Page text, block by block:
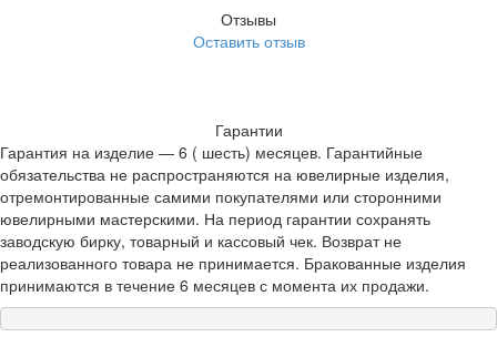
Отзывы
Оставить отзыв
Гарантии
Гарантия на изделие — 6 ( шесть) месяцев. Гарантийные
обязательства не распространяются на ювелирные изделия,
отремонтированные самими покупателями или сторонними
ювелирными мастерскими. На период гарантии сохранять
заводскую бирку, товарный и кассовый чек. Возврат не
реализованного товара не принимается. Бракованные изделия
принимаются в течение 6 месяцев с момента их продажи.